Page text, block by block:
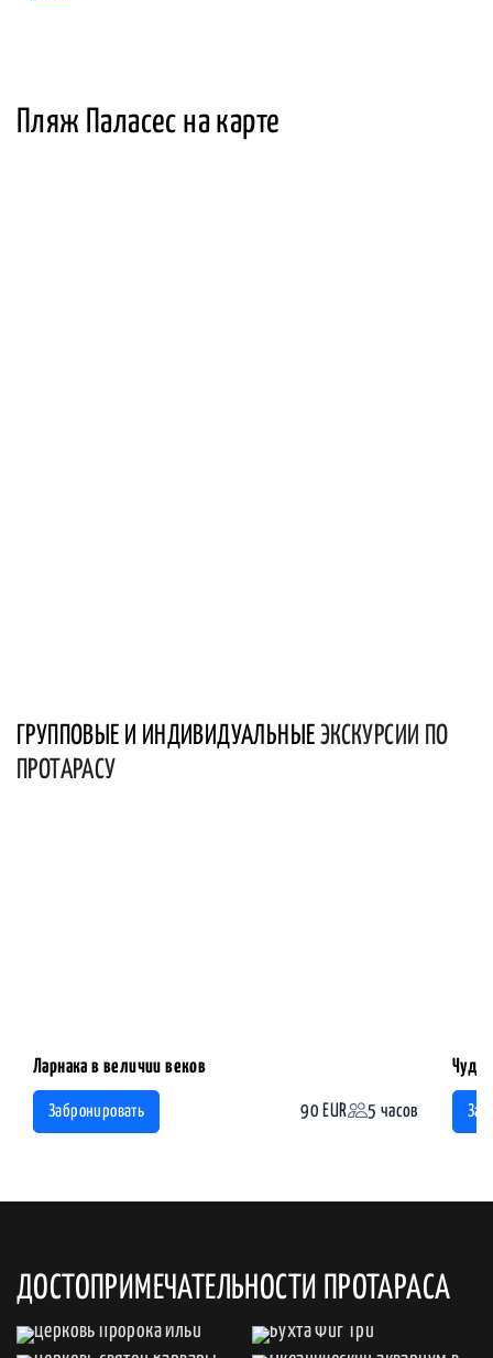
Пляж Паласес на карте
ГРУППОВЫЕ И ИНДИВИДУАЛЬНЫЕ ЭКСКУРСИИ ПО
ПРОТАРАСУ
Ларнака в величии веков
Забронировать 90 EUR 5 часов
ДОСТОПРИМЕЧАТЕЛЬНОСТИ ПРОТАРАСА